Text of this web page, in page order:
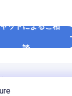
ットによるご相
談
ト